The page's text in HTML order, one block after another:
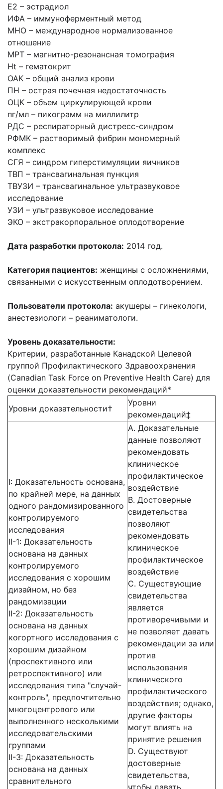
Е2 – эстрадиол
ИФА – иммуноферментный метод
МНО – международное нормализованное
отношение
МРТ – магнитно-резонансная томография
Ht – гематокрит
ОАК – общий анализ крови
ПН – острая почечная недостаточность
ОЦК – объем циркулирующей крови
пг/мл – пикограмм на миллилитр
РДС – респираторный дистресс-синдром
РФМК – растворимый фибрин мономерный
комплекс
СГЯ – синдром гиперстимуляции яичников
ТВП – трансвагинальная пункция
ТВУЗИ – трансвагинальное ультразвуковое
исследование
УЗИ – ультразвуковое исследование
ЭКО – экстракорпоральное оплодотворение
Дата разработки протокола: 2014 год.
Категория пациентов: женщины с осложнениями,
связанными с искусственным оплодотворением.
Пользователи протокола: акушеры – гинекологи,
анестезиологи – реаниматологи.
Уровень доказательности:
Критерии, разработанные Канадской Целевой
группой Профилактического Здравоохранения
(Canadian Task Force on Preventive Health Care) для
оценки доказательности рекомендаций*
Уровни доказательности†
Уровни
рекомендаций‡
I: Доказательность основана,
по крайней мере, на данных
одного рандомизированного
контролируемого
исследования
II-1: Доказательность
основана на данных
контролируемого
исследования с хорошим
дизайном, но без
рандомизации
II-2: Доказательность
основана на данных
когортного исследования с
хорошим дизайном
(проспективного или
ретроспективного) или
исследования типа "случай-
контроль", предпочтительно
многоцентрового или
выполненного несколькими
исследовательскими
группами
II-3: Доказательность
основана на данных
сравнительного
A. Доказательные
данные позволяют
рекомендовать
клиническое
профилактическое
воздействие
B. Достоверные
свидетельства
позволяют
рекомендовать
клиническое
профилактическое
воздействие
C. Существующие
свидетельства
является
противоречивыми и
не позволяет давать
рекомендации за или
против
использования
клинического
профилактического
воздействия; однако,
другие факторы
могут влиять на
принятие решения
D. Существуют
достоверные
свидетельства,
чтобы давать